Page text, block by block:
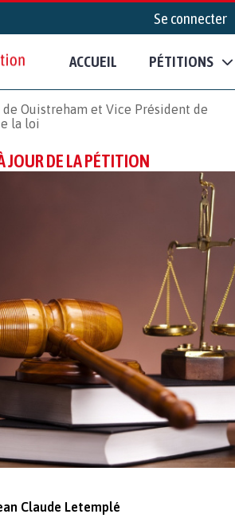
Se connecter
ACCUEIL PÉTITIONS
Ouistreham et Vice Président de
la loi
JOUR DE LA PÉTITION
Claude Letemplé